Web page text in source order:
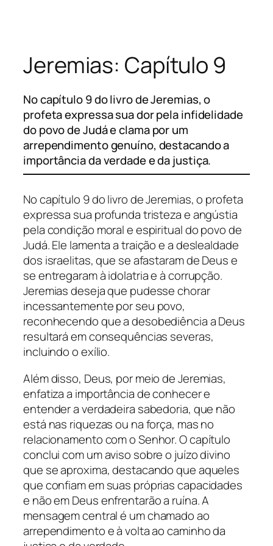
conteúdo
Jeremias: Capítulo 9
No capítulo 9 do livro de Jeremias, o
profeta expressa sua dor pela infidelidade
do povo de Judá e clama por um
arrependimento genuíno, destacando a
importância da verdade e da justiça.
No capítulo 9 do livro de Jeremias, o profeta
expressa sua profunda tristeza e angústia
pela condição moral e espiritual do povo de
Judá. Ele lamenta a traição e a deslealdade
dos israelitas, que se afastaram de Deus e
se entregaram à idolatria e à corrupção.
Jeremias deseja que pudesse chorar
incessantemente por seu povo,
reconhecendo que a desobediência a Deus
resultará em consequências severas,
incluindo o exílio.
Além disso, Deus, por meio de Jeremias,
enfatiza a importância de conhecer e
entender a verdadeira sabedoria, que não
está nas riquezas ou na força, mas no
relacionamento com o Senhor. O capítulo
conclui com um aviso sobre o juízo divino
que se aproxima, destacando que aqueles
que confiam em suas próprias capacidades
e não em Deus enfrentarão a ruína. A
mensagem central é um chamado ao
arrependimento e à volta ao caminho da